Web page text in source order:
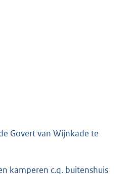
Govert van Wijnkade te
kamperen c.q. buitenshuis